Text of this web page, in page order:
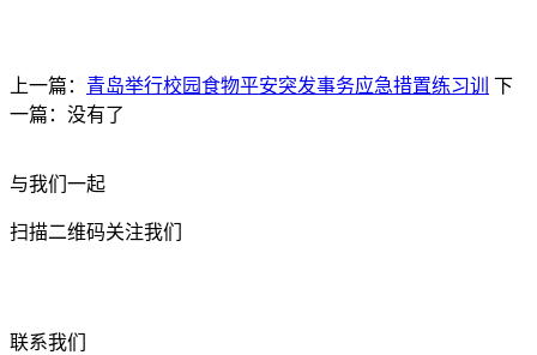
上一篇： 青岛举行校园食物平安突发事务应急措置练习训
下
一篇：没有了
与我们一起
扫描二维码关注我们
联系我们